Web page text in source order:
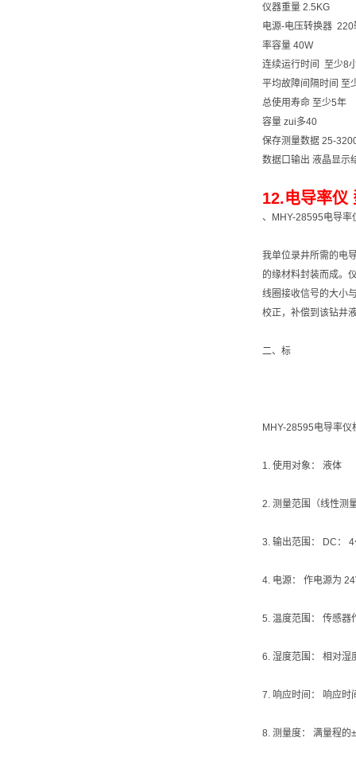
仪器重量 2.5KG
电源-电压转换器
率容量 40W
连续运行时间 至少8
平均故障间隔时间 至
总使用寿命 至少5年
容量 zui多40
保存测量数据 25-
数据口输出 液晶显示
12.电导率仪
、MHY-28595电导率
我单位录井所需的电
的缘材料封装而成。
线圈接收信号的大小
校正，补偿到该钻井
二、标
MHY-28595电导率仪
1. 使用对象： 液体
2. 测量范围（线性测
3. 输出范围： DC：
4. 电源： 作电源为
5. 温度范围： 传感
6. 湿度范围： 相对湿
7. 响应时间： 响应时
8. 测量度： 满量程的